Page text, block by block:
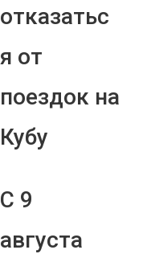
отказатьс
я от
поездок на
Кубу
С 9
августа